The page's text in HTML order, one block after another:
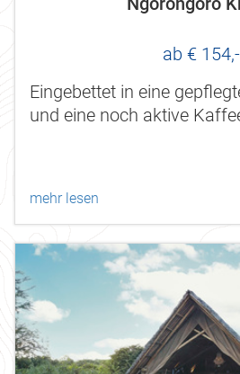
ab € 154,-
Eingebettet in eine
und eine noch aktive
mehr lesen